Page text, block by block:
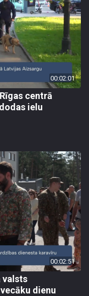
00:02:01
centrā
ielu
00:02:51
valsts
dienu